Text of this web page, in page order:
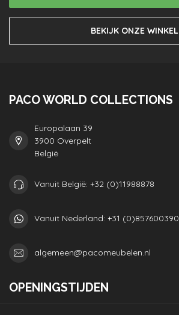
BEKIJK ONZE WINKEL
PACO WORLD COLLECTIONS
Europalaan 39
3900 Overpelt
België
Vanuit België: +32 (0)11988878
Vanuit Nederland: +31 (0)857600390
algemeen@pacomeubelen.nl
OPENINGSTIJDEN